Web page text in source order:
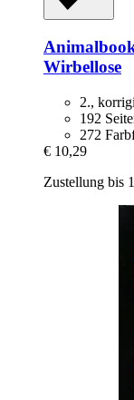
Wirbellose
2.,
192
272
€ 10,29
Zustellung bis